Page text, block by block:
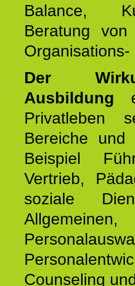
Balance,
Beratung
Der
Ausbildung
Privatleben
Bereiche
Beispiel
Vertrieb,
soziale
Counseling